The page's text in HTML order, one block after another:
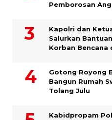
Pemborosan
Kapolri dan
Salurkan
Korban Bencana
Gotong Royong
Bangun Rumah
Tolang Julu
Kabidpropam